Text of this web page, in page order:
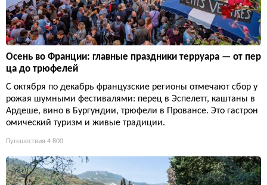
Осень во Франции: главные праздники терруара — от пер
ца до трюфелей
С октября по декабрь французские регионы отмечают сбор у
рожая шумными фестивалями: перец в Эспелетт, каштаны в
Ардеше, вино в Бургундии, трюфели в Провансе. Это гастрон
омический туризм и живые традиции.
Путешествия 4 800